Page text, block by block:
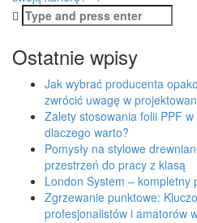
Search
for:
Ostatnie wpisy
Jak wybrać producenta
zwrócić uwagę w
Zalety stosowania folii PPF
dlaczego warto?
Pomysły na stylowe
przestrzeń do pracy z klasą
London System – kompletny
Zgrzewanie punktowe:
profesjonalistów i amatorów